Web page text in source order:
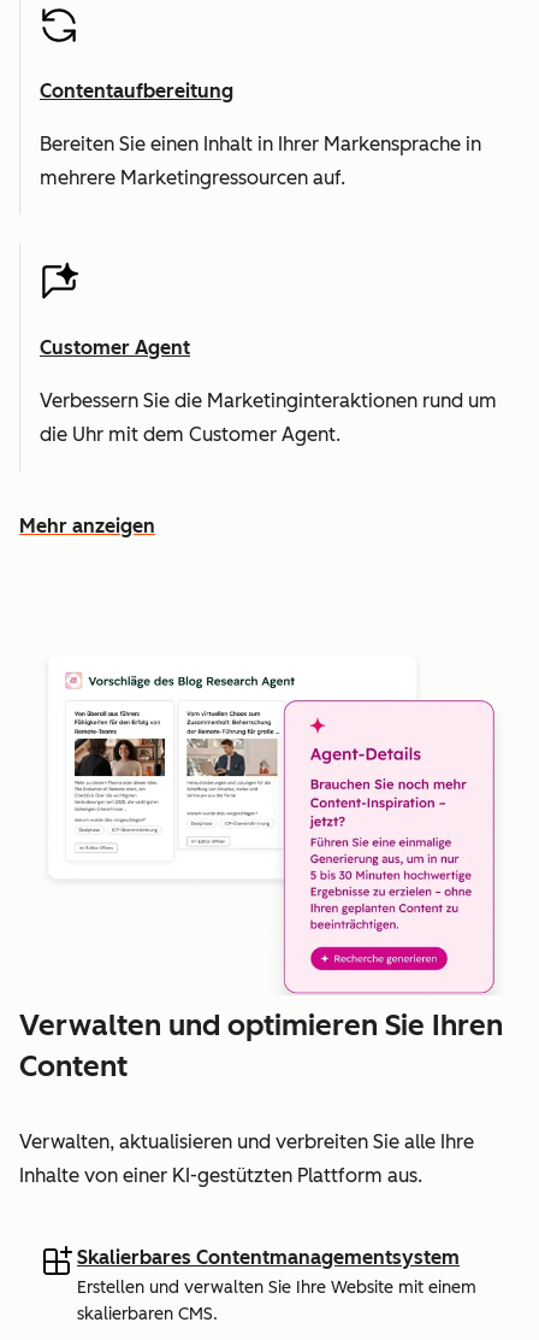
Contentaufbereitung
Bereiten Sie einen Inhalt in Ihrer Markensprache in
mehrere Marketingressourcen auf.
Customer Agent
Verbessern Sie die Marketinginteraktionen rund um
die Uhr mit dem Customer Agent.
Mehr anzeigen
Verwalten und optimieren Sie Ihren
Content
Verwalten, aktualisieren und verbreiten Sie alle Ihre
Inhalte von einer KI-gestützten Plattform aus.
Skalierbares Contentmanagementsystem
Erstellen und verwalten Sie Ihre Website mit einem
skalierbaren CMS.